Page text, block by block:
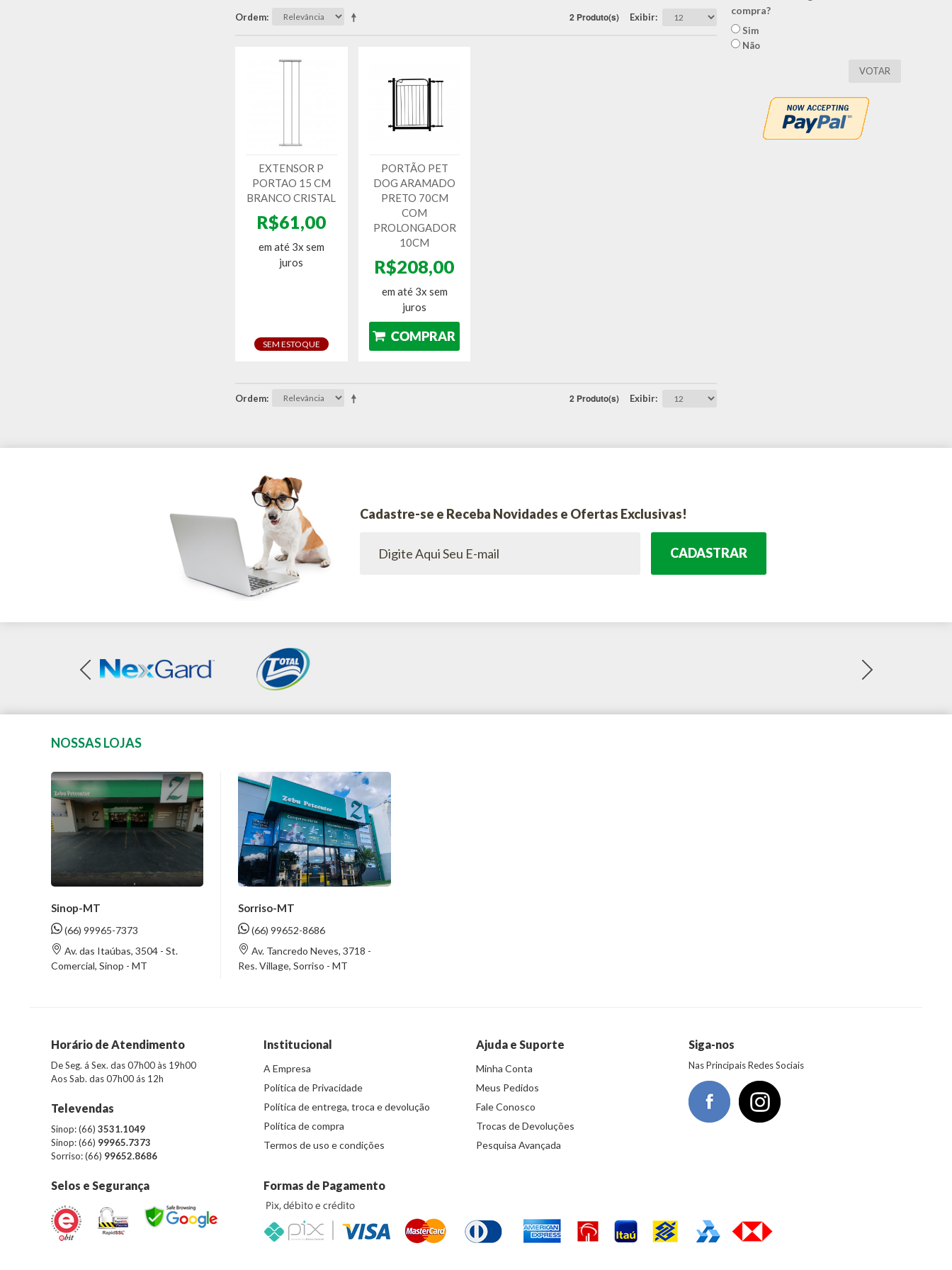
Ordem 2 Produto(s) Exibir
EXTENSOR P
PORTAO 15 CM
BRANCO CRISTAL
R$61,00
em até 3x sem
juros
SEM ESTOQUE
PORTÃO PET
DOG ARAMADO
PRETO 70CM
COM
PROLONGADOR
10CM
R$208,00
em até 3x sem
juros
Ordem 2 Produto(s) Exibir
compra?
Sim
Não
VOTAR
Cadastre-se e Receba Novidades e Ofertas Exclusivas!
CADASTRAR
NOSSAS LOJAS
Sinop-MT
(66) 99965-7373
Av. das Itaúbas, 3504 - St.
Comercial, Sinop - MT
Sorriso-MT
(66) 99652-8686
Av. Tancredo Neves, 3718 -
Res. Village, Sorriso - MT
Horário de Atendimento
De Seg. á Sex. das 07h00 às 19h00
Aos Sab. das 07h00 ás 12h
Televendas
Sinop: (66) 3531.1049
Sinop: (66) 99965.7373
Sorriso: (66) 99652.8686
Institucional
A Empresa
Política de Privacidade
Política de entrega, troca e devolução
Política de compra
Termos de uso e condições
Ajuda e Suporte
Minha Conta
Meus Pedidos
Fale Conosco
Trocas de Devoluções
Pesquisa Avançada
Siga-nos
Nas Principais Redes Sociais
Selos e Segurança Formas de Pagamento